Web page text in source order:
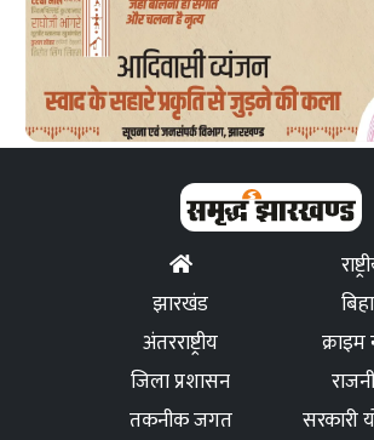
झारखंड
अंतरराष्ट्रीय
जिला प्रशासन
तकनीक जगत
सरकारी